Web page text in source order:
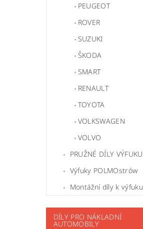
PEUGEOT
ROVER
SUZUKI
ŠKODA
SMART
RENAULT
TOYOTA
VOLKSWAGEN
VOLVO
PRUŽNÉ DÍLY VÝFUKU
Výfuky POLMOstrów
Montážní díly k výfuku
DÍLY PRO NÁKLADNÍ
AUTOMOBILY